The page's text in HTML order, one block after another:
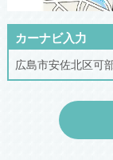
カーナビ入力
広島市安佐北区可